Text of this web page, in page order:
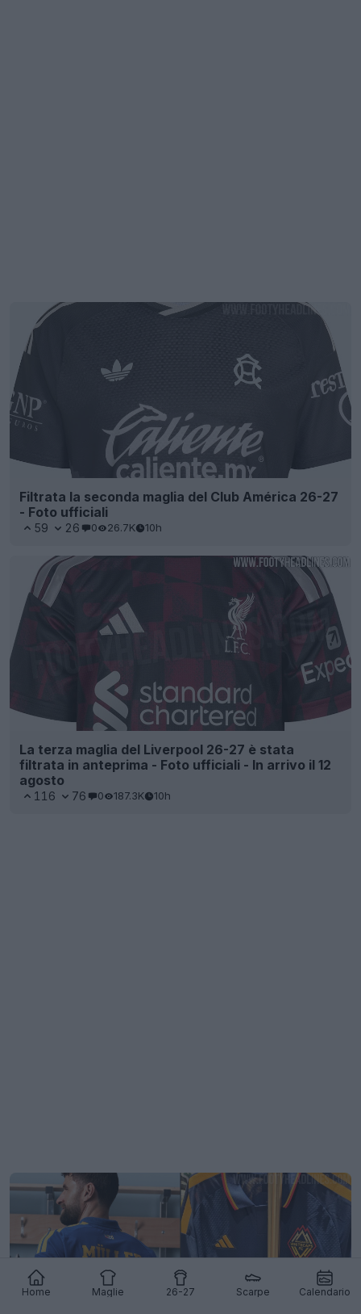
Home Maglie 26-27 Scarpe Calendario
Filtrata la seconda maglia del Club América 26-27
- Foto ufficiali
59 26 0 26.7K 10h
La terza maglia del Liverpool 26-27 è stata
filtrata in anteprima - Foto ufficiali - In arrivo il 12
agosto
116 76 0 187.3K 10h